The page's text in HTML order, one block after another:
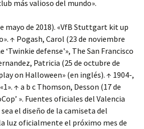
más valioso del mundo».
mayo de 2018). «VfB Stuttgart kit up
↑ Pogash, Carol (23 de noviembre
‘Twinkie defense'», The San Francisco
Patricia (25 de octubre de
on Halloween» (en inglés). ↑ 1904-,
↑ a b c Thomson, Desson (17 de
». Fuentes oficiales del Valencia
el diseño de la camiseta del
luz oficialmente el próximo mes de